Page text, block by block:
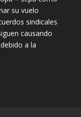
su vuelo
sindicales
causando
a la